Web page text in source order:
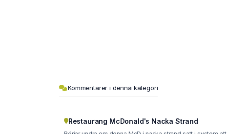
Kommentarer i denna kategori
Restaurang McDonald's Nacka Strand